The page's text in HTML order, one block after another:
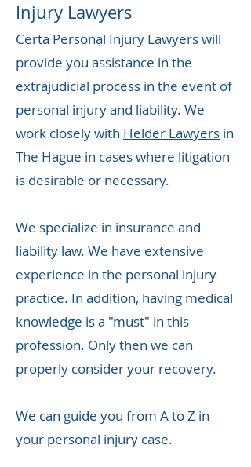
Injury Lawyers
Certa Personal Injury Lawyers will
provide you assistance in the
extrajudicial process in the event of
personal injury and liability. We
work closely with Helder Lawyers in
The Hague in cases where litigation
is desirable or necessary.
We specialize in insurance and
liability law. We have extensive
experience in the personal injury
practice. In addition, having medical
knowledge is a "must" in this
profession. Only then we can
properly consider your recovery.
We can guide you from A to Z in
your personal injury case.